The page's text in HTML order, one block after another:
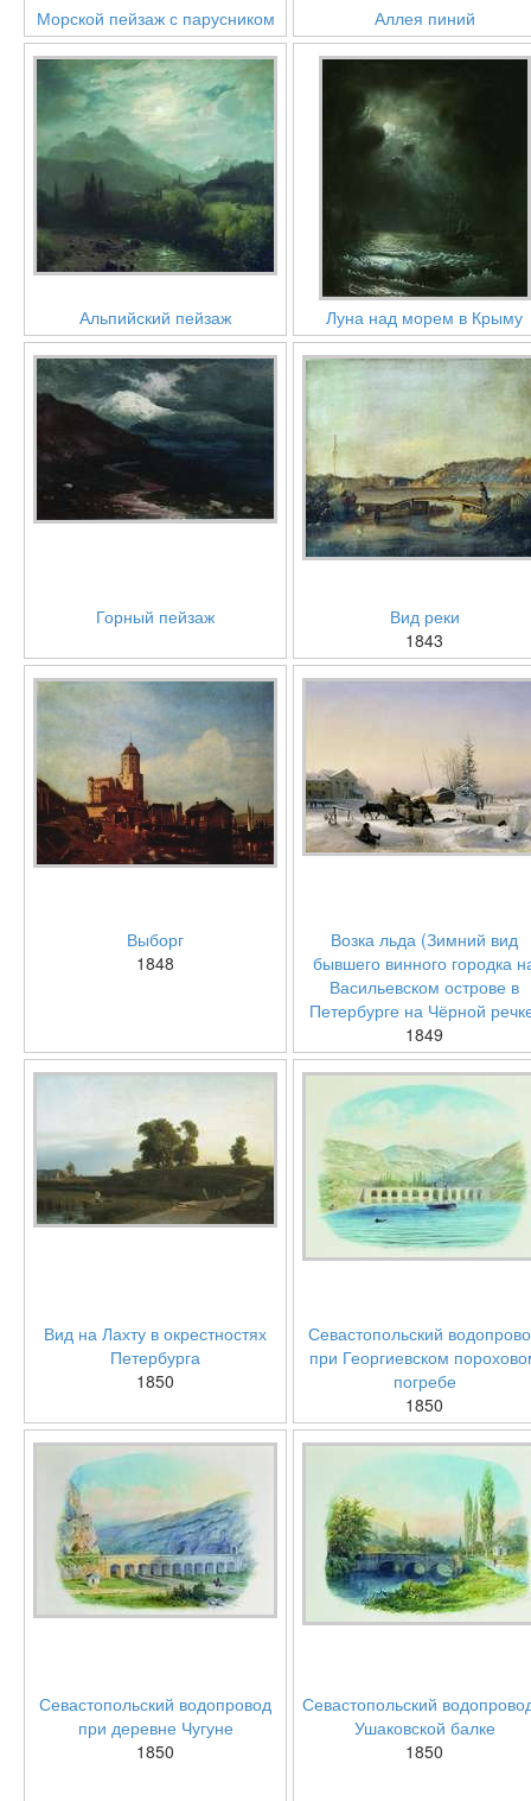
Морской пейзаж с парусником Аллея пиний
Альпийский пейзаж Луна над морем в Крыму
Горный пейзаж
Вид реки
1843
Выборг
1848
Возка льда (Зимний вид
бывшего винного городка
Васильевском острове в
Петербурге на Чёрной
1849
Вид на Лахту в окрестностях
Петербурга
1850
Севастопольский
при Георгиевском
погребе
1850
Севастопольский водопровод
при деревне Чугуне
1850
Севастопольский
Ушаковской балке
1850